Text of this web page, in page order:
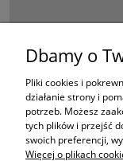
4
Dbamy o
Pliki cookies i
działanie strony i
potrzeb. Możesz
tych plików i przejść
swoich preferencji,
Więcej o plikach